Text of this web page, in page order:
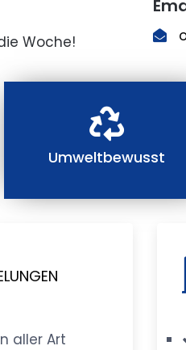
Woche!
Umweltbewusst
aller Art